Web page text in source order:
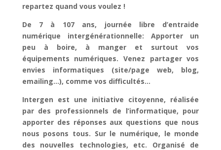
repartez quand vous voulez !
De 7 à 107 ans, journée libre d’entraide
numérique intergénérationnelle: Apporter un
peu à boire, à manger et surtout vos
équipements numériques. Venez partager vos
envies informatiques (site/page web, blog,
emailing…), comme vos difficultés…
Intergen est une initiative citoyenne, réalisée
par des professionnels de l’informatique, pour
apporter des réponses aux questions que nous
nous posons tous. Sur le numérique, le monde
des nouvelles technologies, etc. Organisé de